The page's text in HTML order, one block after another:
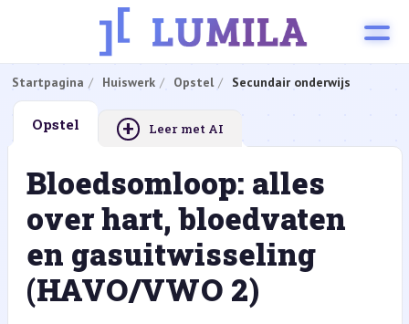
Startpagina Huiswerk Opstel Secundair onderwijs
Opstel + Leer met AI
Bloedsomloop: alles
over hart, bloedvaten
en gasuitwisseling
(HAVO/VWO 2)